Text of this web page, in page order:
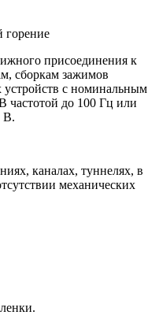
горение
присоединения к
сборкам зажимов
устройств с номинальным
частотой до 100 Гц или
В.
каналах, туннелях, в
механических